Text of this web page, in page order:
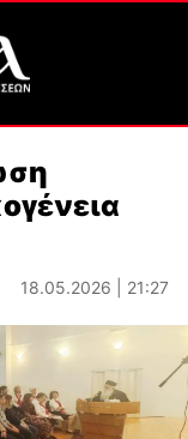
18.05.2026 | 21:27